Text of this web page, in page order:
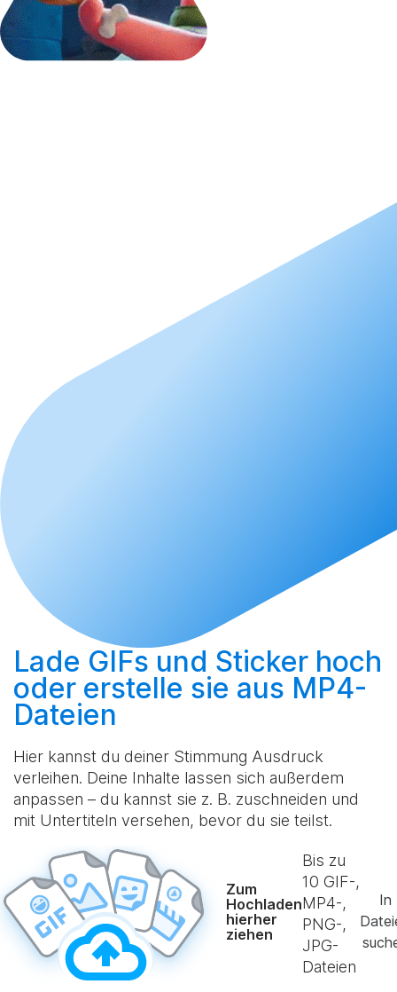
Lade GIFs und Sticker hoch
oder erstelle sie aus MP4-
Dateien
Hier kannst du deiner Stimmung Ausdruck
verleihen. Deine Inhalte lassen sich außerdem
anpassen – du kannst sie z. B. zuschneiden und
mit Untertiteln versehen, bevor du sie teilst.
Zum
Hochladen
hierher
ziehen
Bis zu
10 GIF-,
MP4-,
PNG-,
JPG-
Dateien
In